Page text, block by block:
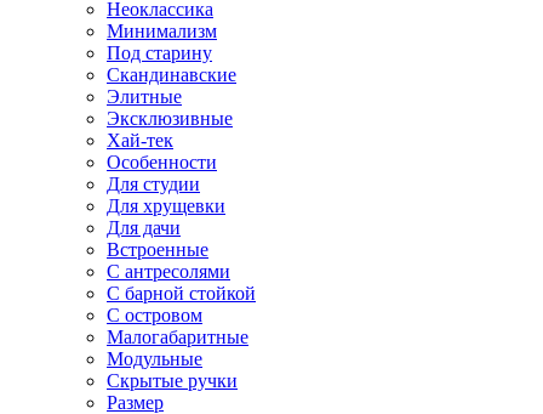
Неоклассика
Минимализм
Под старину
Скандинавские
Элитные
Эксклюзивные
Хай-тек
Особенности
Для студии
Для хрущевки
Для дачи
Встроенные
С антресолями
С барной стойкой
С островом
Малогабаритные
Модульные
Скрытые ручки
Размер